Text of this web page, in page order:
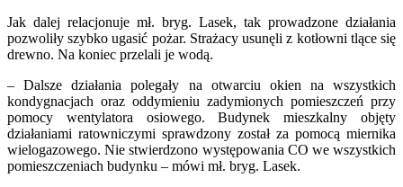
Jak dalej relacjonuje mł. bryg. Lasek, tak prowadzone działania
pozwoliły szybko ugasić pożar. Strażacy usunęli z kotłowni tlące się
drewno. Na koniec przelali je wodą.
– Dalsze działania polegały na otwarciu okien na wszystkich
kondygnacjach oraz oddymieniu zadymionych pomieszczeń przy
pomocy wentylatora osiowego. Budynek mieszkalny objęty
działaniami ratowniczymi sprawdzony został za pomocą miernika
wielogazowego. Nie stwierdzono występowania CO we wszystkich
pomieszczeniach budynku – mówi mł. bryg. Lasek.